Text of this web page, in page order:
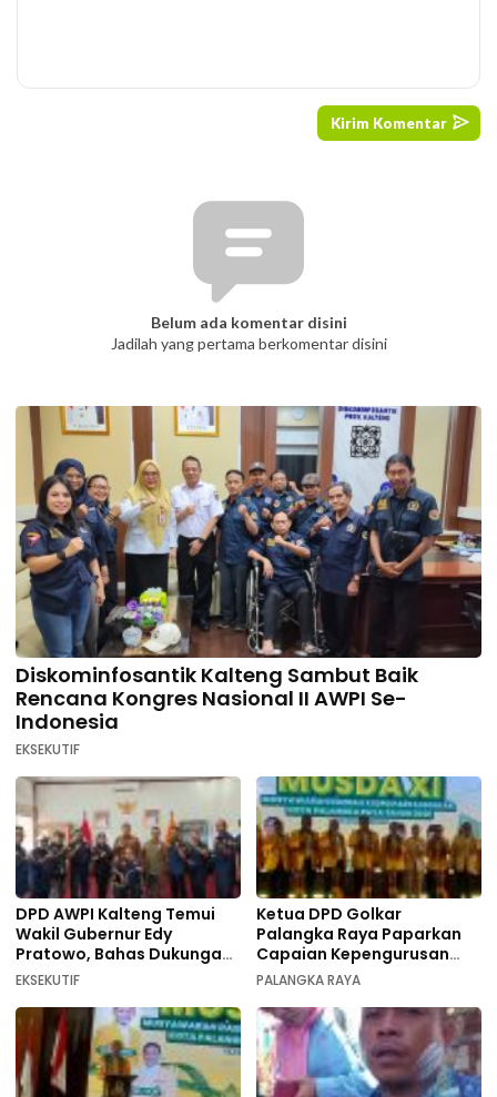
Belum ada komentar disini
Jadilah yang pertama berkomentar disini
Diskominfosantik Kalteng Sambut Baik
Rencana Kongres Nasional II AWPI Se-
Indonesia
EKSEKUTIF
DPD AWPI Kalteng Temui
Wakil Gubernur Edy
Pratowo, Bahas Dukungan
Kongres Nasional II AWPI di
EKSEKUTIF
Ketua DPD Golkar
Palangka Raya Paparkan
Capaian Kepengurusan
pada Pembukaan Musda XI
PALANGKA RAYA